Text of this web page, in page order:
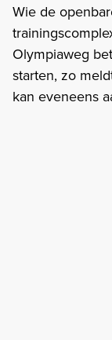
Wie de
Olympiaweg
starten, zo
kan eveneens